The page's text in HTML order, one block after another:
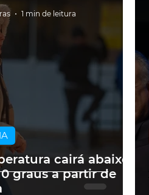
cairá abaixo
graus a partir de
1 min de leitura